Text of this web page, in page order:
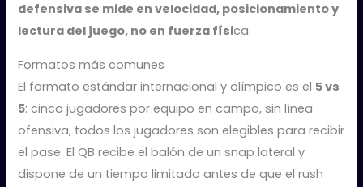
defensiva se mide en velocidad, posicionamiento y
lectura del juego, no en fuerza física.
Formatos más comunes
El formato estándar internacional y olímpico es el 5 vs
5: cinco jugadores por equipo en campo, sin línea
ofensiva, todos los jugadores son elegibles para recibir
el pase. El QB recibe el balón de un snap lateral y
dispone de un tiempo limitado antes de que el rush